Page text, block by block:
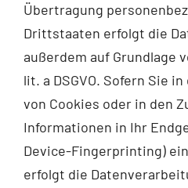
Übertragung
Drittstaaten erfolgt die
außerdem auf Grundlage
lit. a DSGVO. Sofern Sie
von Cookies oder in den
Informationen in Ihr
Device-Fingerprinting)
erfolgt die